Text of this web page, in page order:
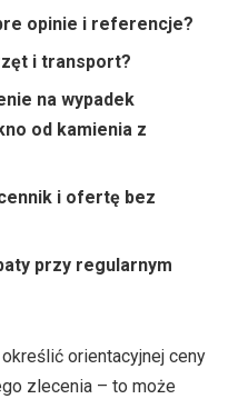
opinie i referencje?
i transport?
na wypadek
od kamienia z
i ofertę bez
przy regularnym
orientacyjnej ceny
zlecenia – to może